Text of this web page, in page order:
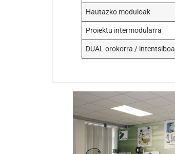
Hautazko moduloak
Proiektu intermodularra
DUAL orokorra / intentsiboa